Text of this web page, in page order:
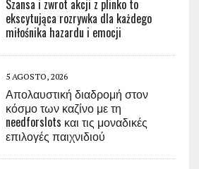
Szansa i zwrot akcji z plinko to
ekscytująca rozrywka dla każdego
miłośnika hazardu i emocji
5 AGOSTO, 2026
Απολαυστική διαδρομή στον
κόσμο των καζίνο με τη
needforslots και τις μοναδικές
επιλογές παιχνιδιού